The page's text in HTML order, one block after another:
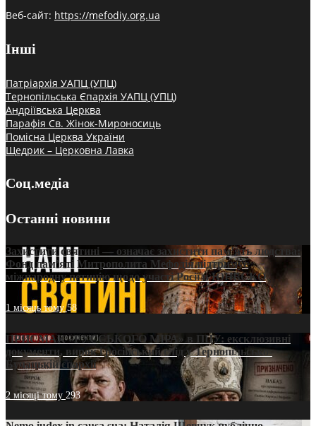
Веб-сайт: https://mefodiy.org.ua
Інші
Патріархія УАПЦ (УПЦ)
Тернопільська Єпархія УАПЦ (УПЦ)
Андріївська Церква
Парафія Св. Жінок-Мироносиць
Помісна Церква України
Щедрик – Церковна Лавка
Соц.медіа
Останні новини
Захистити святині — означає захистити пам’ять людства:
Фонд пам’яті Митрополита Мефодія підтримує
міжнародну петицію щодо участі Росії в ЮНЕСКО
1 місяць тому58
ПРИСМАК «РУССЬКОГО МІРА» в ПЦУ: ексклюзивні
документи, вирок і російський слід у Тернопільсько-
Бучацькій єпархії
2 місяці тому 293